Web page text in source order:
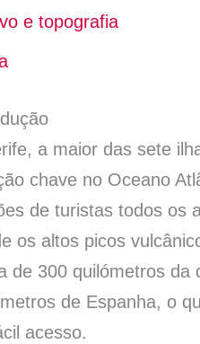
e topografia
a maior das sete
chave no Oceano
de turistas todos os
os altos picos
de 300 quilómetros
de Espanha, o
acesso.